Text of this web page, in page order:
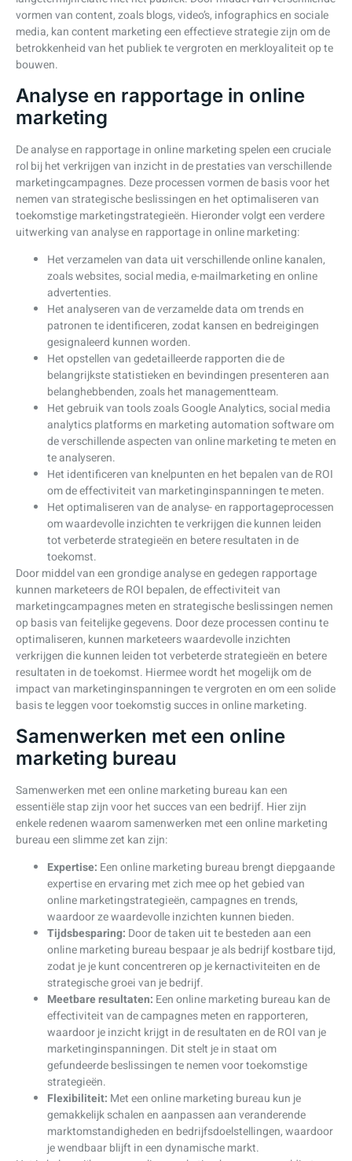
vormen van content, zoals blogs, video’s, infographics en sociale
media, kan content marketing een effectieve strategie zijn om de
betrokkenheid van het publiek te vergroten en merkloyaliteit op te
bouwen.
Analyse en rapportage in online
marketing
De analyse en rapportage in online marketing spelen een cruciale
rol bij het verkrijgen van inzicht in de prestaties van verschillende
marketingcampagnes. Deze processen vormen de basis voor het
nemen van strategische beslissingen en het optimaliseren van
toekomstige marketingstrategieën. Hieronder volgt een verdere
uitwerking van analyse en rapportage in online marketing:
Het verzamelen van data uit verschillende online kanalen,
zoals websites, social media, e-mailmarketing en online
advertenties.
Het analyseren van de verzamelde data om trends en
patronen te identificeren, zodat kansen en bedreigingen
gesignaleerd kunnen worden.
Het opstellen van gedetailleerde rapporten die de
belangrijkste statistieken en bevindingen presenteren aan
belanghebbenden, zoals het managementteam.
Het gebruik van tools zoals Google Analytics, social media
analytics platforms en marketing automation software om
de verschillende aspecten van online marketing te meten en
te analyseren.
Het identificeren van knelpunten en het bepalen van de ROI
om de effectiviteit van marketinginspanningen te meten.
Het optimaliseren van de analyse- en rapportageprocessen
om waardevolle inzichten te verkrijgen die kunnen leiden
tot verbeterde strategieën en betere resultaten in de
toekomst.
Door middel van een grondige analyse en gedegen rapportage
kunnen marketeers de ROI bepalen, de effectiviteit van
marketingcampagnes meten en strategische beslissingen nemen
op basis van feitelijke gegevens. Door deze processen continu te
optimaliseren, kunnen marketeers waardevolle inzichten
verkrijgen die kunnen leiden tot verbeterde strategieën en betere
resultaten in de toekomst. Hiermee wordt het mogelijk om de
impact van marketinginspanningen te vergroten en om een solide
basis te leggen voor toekomstig succes in online marketing.
Samenwerken met een online
marketing bureau
Samenwerken met een online marketing bureau kan een
essentiële stap zijn voor het succes van een bedrijf. Hier zijn
enkele redenen waarom samenwerken met een online marketing
bureau een slimme zet kan zijn:
Expertise: Een online marketing bureau brengt diepgaande
expertise en ervaring met zich mee op het gebied van
online marketingstrategieën, campagnes en trends,
waardoor ze waardevolle inzichten kunnen bieden.
Tijdsbesparing: Door de taken uit te besteden aan een
online marketing bureau bespaar je als bedrijf kostbare tijd,
zodat je je kunt concentreren op je kernactiviteiten en de
strategische groei van je bedrijf.
Meetbare resultaten: Een online marketing bureau kan de
effectiviteit van de campagnes meten en rapporteren,
waardoor je inzicht krijgt in de resultaten en de ROI van je
marketinginspanningen. Dit stelt je in staat om
gefundeerde beslissingen te nemen voor toekomstige
strategieën.
Flexibiliteit: Met een online marketing bureau kun je
gemakkelijk schalen en aanpassen aan veranderende
marktomstandigheden en bedrijfsdoelstellingen, waardoor
je wendbaar blijft in een dynamische markt.